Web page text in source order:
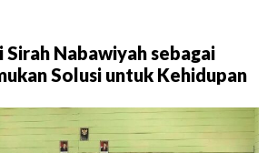
Nabawiyah sebagai
Solusi untuk Kehidupan